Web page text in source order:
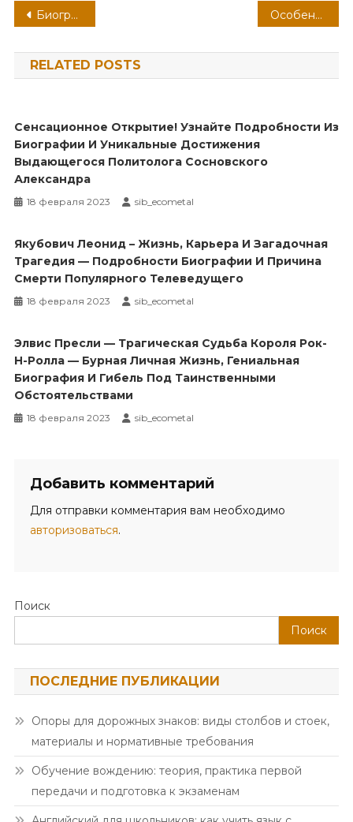
Навигация
по
записям
Биография Дефо — от первых шагов до легендарных произведений Особенности образования стержня у фурункула
RELATED POSTS
Сенсационное Открытие! Узнайте Подробности Из
Биографии И Уникальные Достижения
Выдающегося Политолога Сосновского
Александра
18 февраля 2023 sib_ecometal
Якубович Леонид – Жизнь, Карьера И Загадочная
Трагедия — Подробности Биографии И Причина
Смерти Популярного Телеведущего
18 февраля 2023 sib_ecometal
Элвис Пресли — Трагическая Судьба Короля Рок-
Н-Ролла — Бурная Личная Жизнь, Гениальная
Биография И Гибель Под Таинственными
Обстоятельствами
18 февраля 2023 sib_ecometal
Добавить комментарий
Для отправки комментария вам необходимо
авторизоваться.
Поиск
Поиск
ПОСЛЕДНИЕ ПУБЛИКАЦИИ
Опоры для дорожных знаков: виды столбов и стоек,
материалы и нормативные требования
Обучение вождению: теория, практика первой
передачи и подготовка к экзаменам